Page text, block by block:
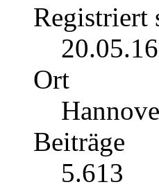
Registriert
20.05.16
Ort
Beiträge
5.613